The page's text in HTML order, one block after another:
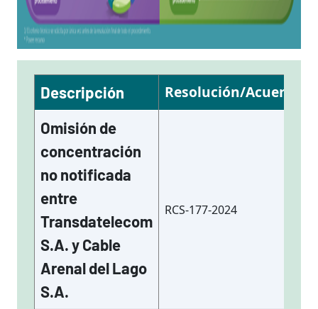
Descripción Resolución/Acuerdo
Omisión de
concentración
no notificada
entre
Transdatelecom
S.A. y Cable
Arenal del Lago
S.A.
RCS-177-2024